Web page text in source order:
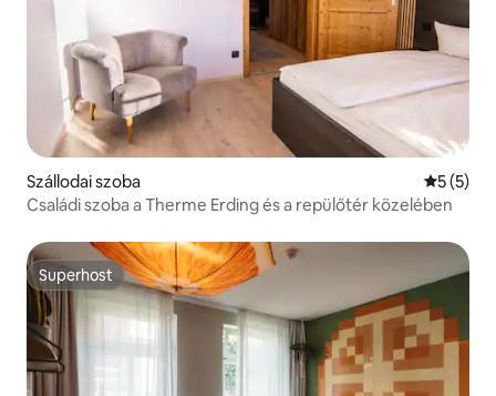
Szállodai szoba Átlagos
5 (5)
Családi szoba a Therme Erding és a repülőtér közelében
Superhost
Superhost